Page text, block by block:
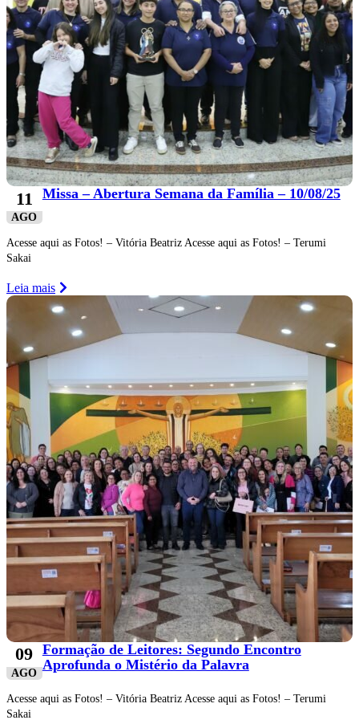
11
AGO
Missa – Abertura Semana da Família – 10/08/25
Acesse aqui as Fotos! – Vitória Beatriz Acesse aqui as Fotos! – Terumi
Sakai
Leia mais
09
AGO
Formação de Leitores: Segundo Encontro
Aprofunda o Mistério da Palavra
Acesse aqui as Fotos! – Vitória Beatriz Acesse aqui as Fotos! – Terumi
Sakai